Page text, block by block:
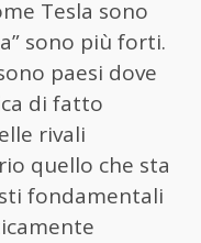
Tesla sono
sono più forti.
paesi dove
di fatto
rivali
quello che sta
fondamentali